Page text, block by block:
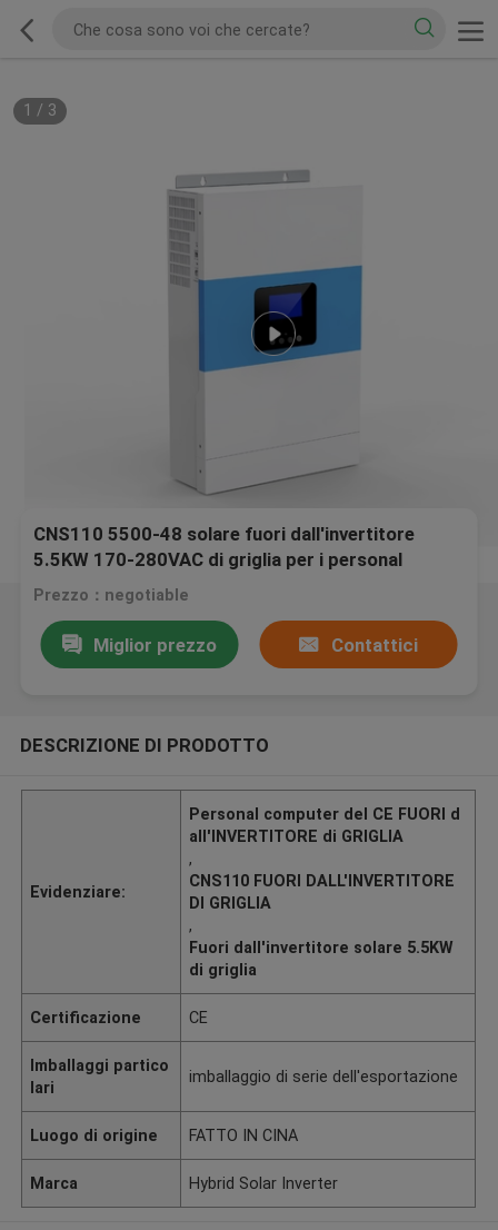
1 / 3
CNS110 5500-48 solare fuori dall'invertitore
5.5KW 170-280VAC di griglia per i personal
computer
Prezzo：negotiable
Miglior prezzo Contattici
DESCRIZIONE DI PRODOTTO
Evidenziare:
Personal computer del CE FUORI d
all'INVERTITORE di GRIGLIA
,
CNS110 FUORI DALL'INVERTITORE
DI GRIGLIA
,
Fuori dall'invertitore solare 5.5KW
di griglia
Certificazione CE
Imballaggi partico
lari
imballaggio di serie dell'esportazione
Luogo di origine FATTO IN CINA
Marca Hybrid Solar Inverter